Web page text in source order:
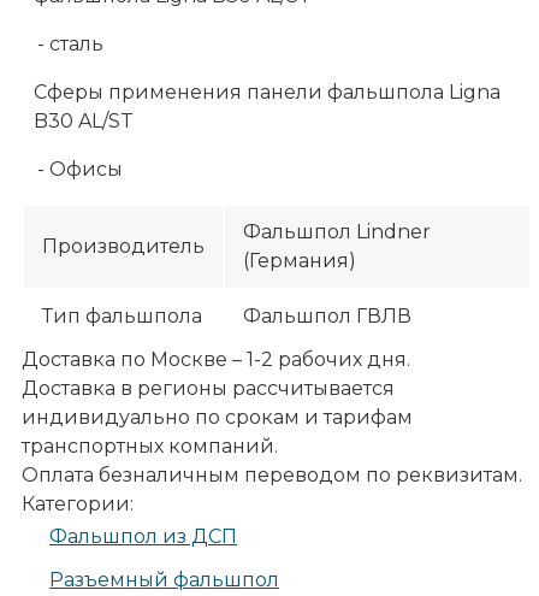
- сталь
Сферы применения панели фальшпола Ligna
B30 AL/ST
- Офисы
Производитель
Фальшпол Lindner
(Германия)
Тип фальшпола
Фальшпол ГВЛВ
Доставка по Москве – 1-2 рабочих дня.
Доставка в регионы рассчитывается
индивидуально по срокам и тарифам
транспортных компаний.
Оплата безналичным переводом по реквизитам.
Категории:
Фальшпол из ДСП
Разъемный фальшпол